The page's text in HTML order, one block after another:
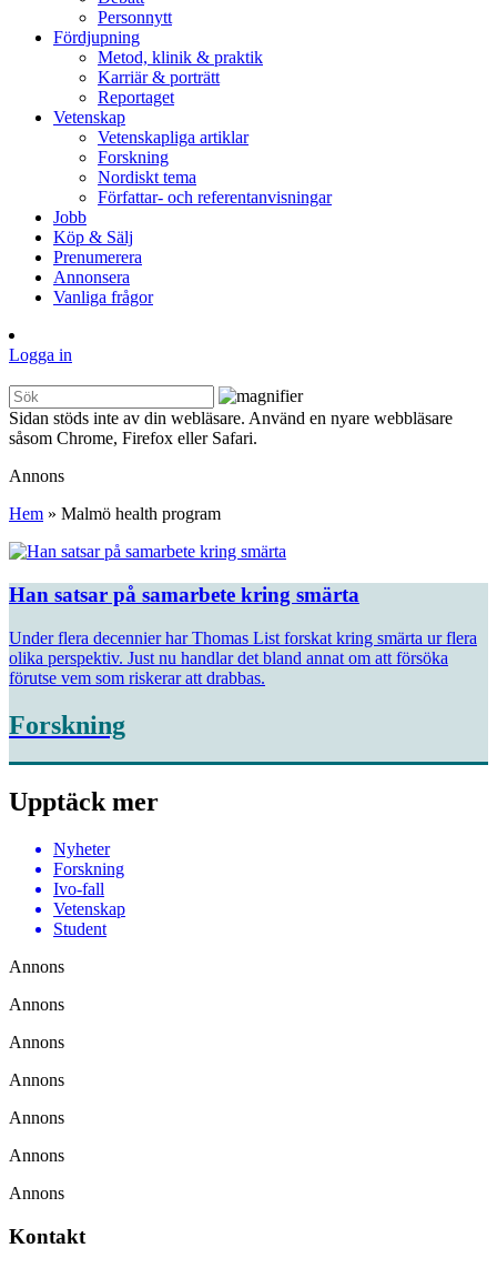
Personnytt
Fördjupning
Metod, klinik & praktik
Karriär & porträtt
Reportaget
Vetenskap
Vetenskapliga artiklar
Forskning
Nordiskt tema
Författar- och referentanvisningar
Jobb
Köp & Sälj
Prenumerera
Annonsera
Vanliga frågor
Logga in
Sidan stöds inte av din webläsare. Använd en nyare webbläsare
såsom Chrome, Firefox eller Safari.
Annons
Hem » Malmö health program
Han satsar på samarbete kring smärta
Under flera decennier har Thomas List forskat kring smärta ur flera
olika perspektiv. Just nu handlar det bland annat om att försöka
förutse vem som riskerar att drabbas.
Forskning
Upptäck mer
Nyheter
Forskning
Ivo-fall
Vetenskap
Student
Annons
Annons
Annons
Annons
Annons
Annons
Annons
Kontakt